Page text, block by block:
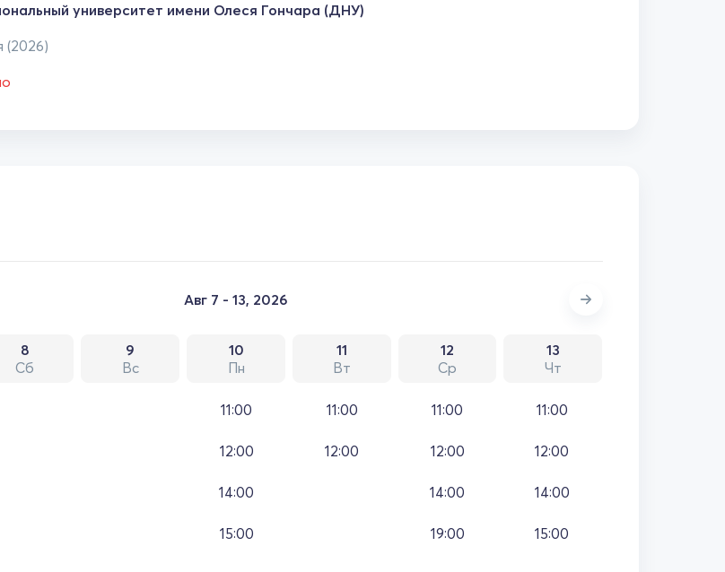
университет имени Олеся Гончара (ДНУ)
(2026)
Авг 7 - 13, 2026
8
Сб
9
Вс
10
Пн
11
Вт
12
Ср
13
Чт
11:00
12:00
14:00
15:00
11:00
12:00
11:00
12:00
14:00
19:00
11:00
12:00
14:00
15:00